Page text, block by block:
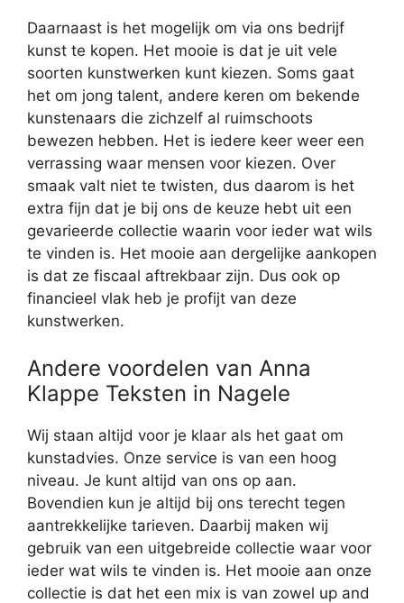
Daarnaast is het mogelijk om via ons bedrijf
kunst te kopen. Het mooie is dat je uit vele
soorten kunstwerken kunt kiezen. Soms gaat
het om jong talent, andere keren om bekende
kunstenaars die zichzelf al ruimschoots
bewezen hebben. Het is iedere keer weer een
verrassing waar mensen voor kiezen. Over
smaak valt niet te twisten, dus daarom is het
extra fijn dat je bij ons de keuze hebt uit een
gevarieerde collectie waarin voor ieder wat wils
te vinden is. Het mooie aan dergelijke aankopen
is dat ze fiscaal aftrekbaar zijn. Dus ook op
financieel vlak heb je profijt van deze
kunstwerken.
Andere voordelen van Anna
Klappe Teksten in Nagele
Wij staan altijd voor je klaar als het gaat om
kunstadvies. Onze service is van een hoog
niveau. Je kunt altijd van ons op aan.
Bovendien kun je altijd bij ons terecht tegen
aantrekkelijke tarieven. Daarbij maken wij
gebruik van een uitgebreide collectie waar voor
ieder wat wils te vinden is. Het mooie aan onze
collectie is dat het een mix is van zowel up and